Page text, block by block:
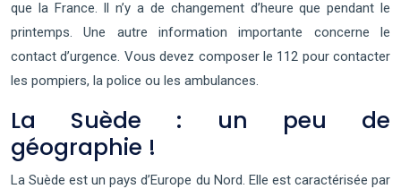
que la France. Il n’y a de changement d’heure que pendant le
printemps. Une autre information importante concerne le
contact d’urgence. Vous devez composer le 112 pour contacter
les pompiers, la police ou les ambulances.
La Suède : un peu de
géographie !
La Suède est un pays d’Europe du Nord. Elle est caractérisée par